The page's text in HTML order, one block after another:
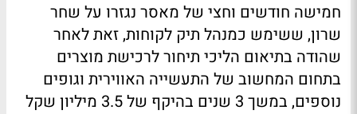
חמישה חודשים וחצי של מאסר נגזרו על שחר
שרון, ששימש כמנהל תיק לקוחות, זאת לאחר
שהודה בתיאום הליכי תיחור לרכישת מוצרים
בתחום המחשוב של התעשייה האווירית וגופים
נוספים, במשך 3 שנים בהיקף של 3.5 מיליון שקל